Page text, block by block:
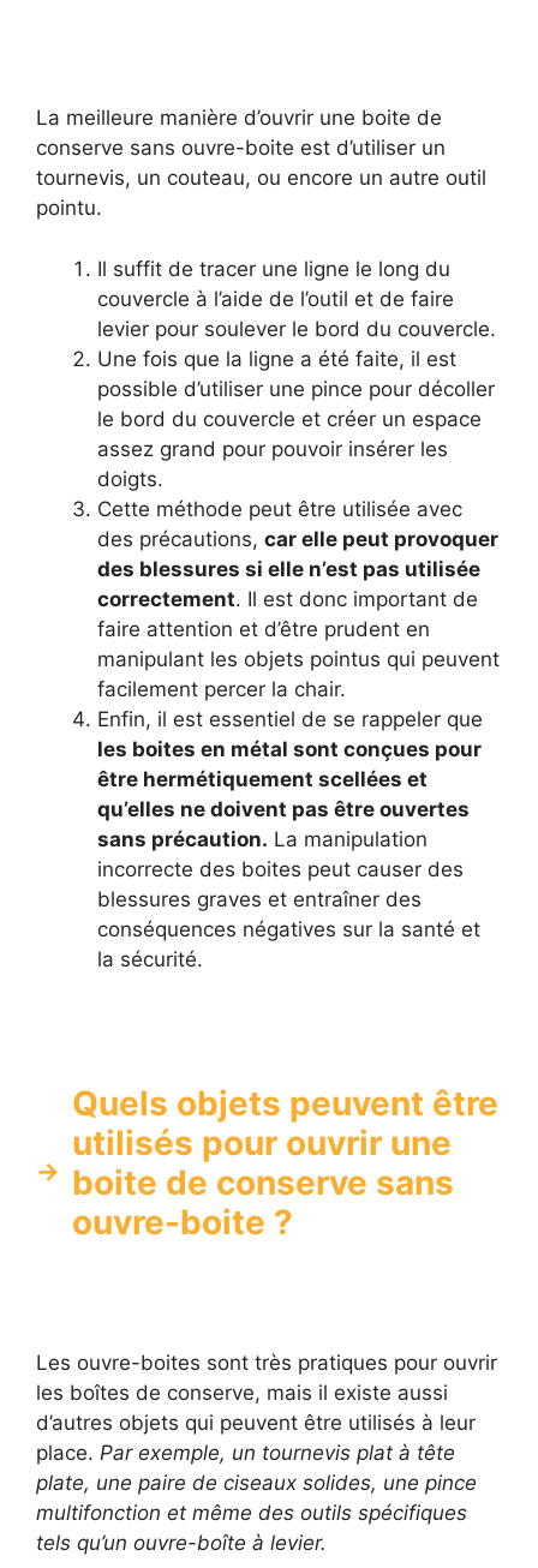
La meilleure manière d’ouvrir une boite de
conserve sans ouvre-boite est d’utiliser un
tournevis, un couteau, ou encore un autre outil
pointu.
Il suffit de tracer une ligne le long du
couvercle à l’aide de l’outil et de faire
levier pour soulever le bord du couvercle.
Une fois que la ligne a été faite, il est
possible d’utiliser une pince pour décoller
le bord du couvercle et créer un espace
assez grand pour pouvoir insérer les
doigts.
Cette méthode peut être utilisée avec
des précautions, car elle peut provoquer
des blessures si elle n’est pas utilisée
correctement. Il est donc important de
faire attention et d’être prudent en
manipulant les objets pointus qui peuvent
facilement percer la chair.
Enfin, il est essentiel de se rappeler que
les boites en métal sont conçues pour
être hermétiquement scellées et
qu’elles ne doivent pas être ouvertes
sans précaution. La manipulation
incorrecte des boites peut causer des
blessures graves et entraîner des
conséquences négatives sur la santé et
la sécurité.
Quels objets peuvent être
utilisés pour ouvrir une
boite de conserve sans
ouvre-boite ?
Les ouvre-boites sont très pratiques pour ouvrir
les boîtes de conserve, mais il existe aussi
d’autres objets qui peuvent être utilisés à leur
place. Par exemple, un tournevis plat à tête
plate, une paire de ciseaux solides, une pince
multifonction et même des outils spécifiques
tels qu’un ouvre-boîte à levier.